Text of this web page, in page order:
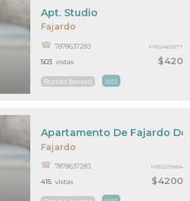
Fajardo
$420
Apt. Studio
7878637283
Bonito barato MAS
503 vistas
PR52465977
Fajardo
$4200
Apartamento De Fajardo De
7878637283
415 vistas
PR52215884